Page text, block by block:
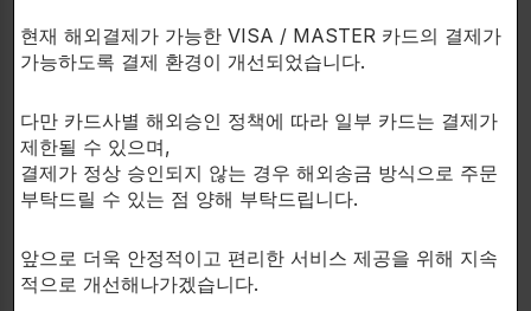
mg
지원
Ferulic Acid (페룰릭산)
mg
염증 억제
AstraGin?
50
mg
영양소 흡
BioPerine? (피페린)
10–
현재 해외결제가 가능한 VISA / MASTER 카드의 결제가
가능하도록 결제 환경이 개선되었습니다.
다만 카드사별 해외승인 정책에 따라 일부 카드는 결제가
제한될 수 있으며,
결제가 정상 승인되지 않는 경우 해외송금 방식으로 주문
부탁드릴 수 있는 점 양해 부탁드립니다.
앞으로 더욱 안정적이고 편리한 서비스 제공을 위해 지속
적으로 개선해나가겠습니다.